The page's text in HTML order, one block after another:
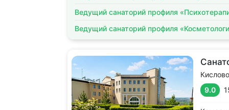
Ведущий санаторий профиля
Ведущий санаторий профиля
9.0